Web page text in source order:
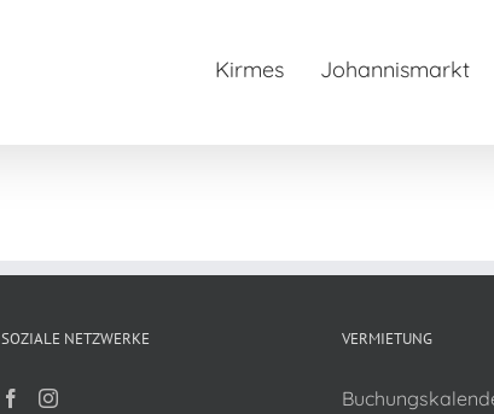
Kirmes Johannismarkt
SOZIALE NETZWERKE VERMIETUNG